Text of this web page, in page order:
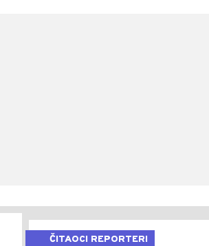
ČITAOCI REPORTERI